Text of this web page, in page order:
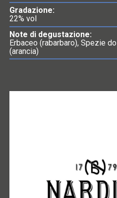
Gradazione:
22% vol
Note di degustazione:
Erbaceo (rabarbaro), Spezie
(arancia)